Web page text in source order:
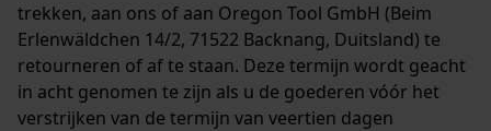
trekken, aan ons of aan Oregon Tool GmbH (Beim
Erlenwäldchen 14/2, 71522 Backnang, Duitsland) te
retourneren of af te staan. Deze termijn wordt geacht
in acht genomen te zijn als u de goederen vóór het
verstrijken van de termijn van veertien dagen